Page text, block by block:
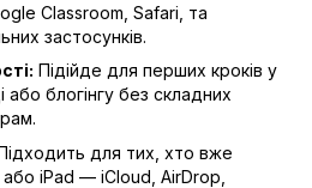
Classroom, Safari, та
застосунків.
Підійде для перших кроків у
або блогінгу без складних
для тих, хто вже
iPad — iCloud, AirDrop,